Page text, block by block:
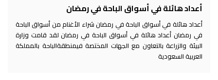
أعداد هائلة في أسواق الباحة في رمضان
أعداد هائلة في أسواق الباحة في رمضان شراء الأغنام من أسواق الباحة
في رمضان أعداد هائلة في أسواق الباحة في رمضان لقد قامت وزارة
البيئة والزراعة بالتعاون مع الجهات المختصة فيمنطقةالباحة بالمملكة
العربية السعودية